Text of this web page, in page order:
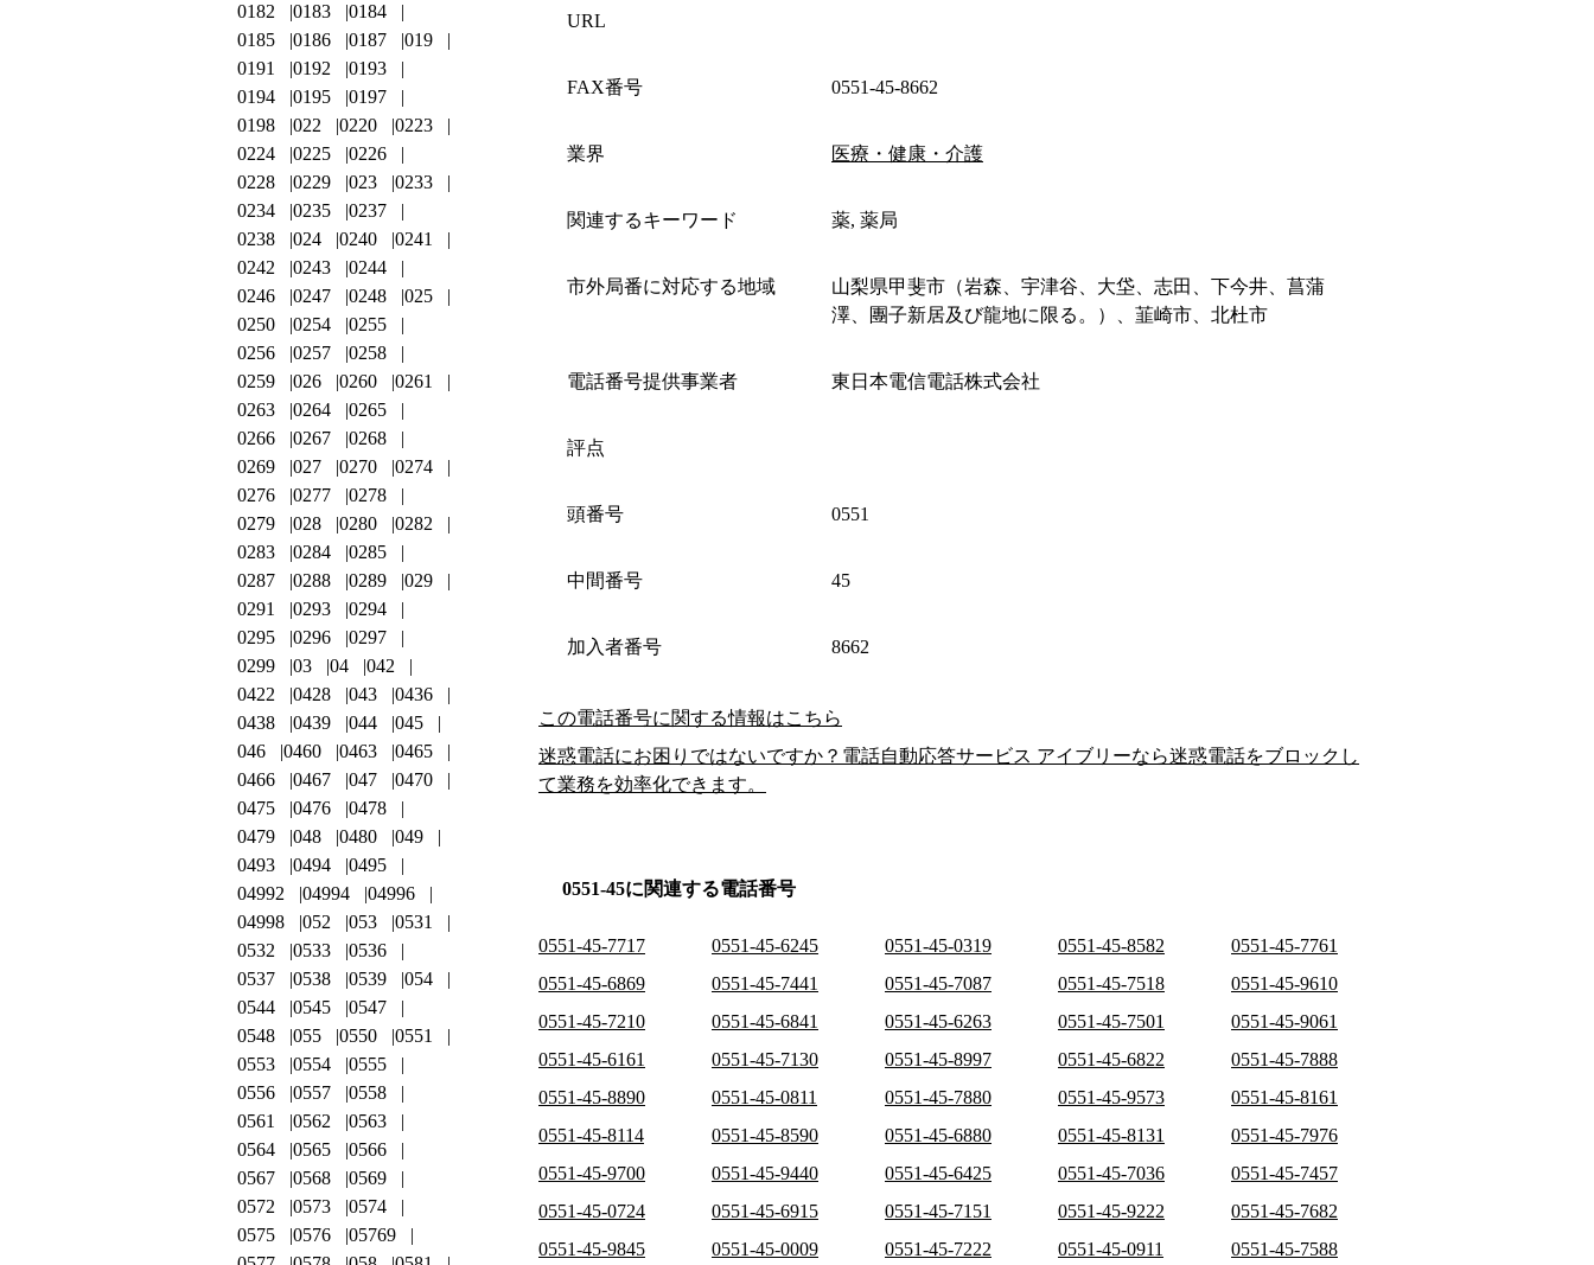
URL
FAX番号 0551-45-8662
業界 医療・健康・介護
関連するキーワード 薬, 薬局
市外局番に対応する地域
山梨県甲斐市（岩森、宇津谷、大垈、志田、下今井、菖蒲
澤、團子新居及び龍地に限る。）、韮崎市、北杜市
電話番号提供事業者 東日本電信電話株式会社
評点
頭番号 0551
中間番号 45
加入者番号 8662
この電話番号に関する情報はこちら
迷惑電話にお困りではないですか？電話自動応答サービス アイブリーなら迷惑電話をブロックし
て業務を効率化できます。
0551-45に関連する電話番号
0551-45-7717 0551-45-6245 0551-45-0319 0551-45-8582
0551-45-7761
0551-45-6869
0551-45-7441 0551-45-7087 0551-45-7518
0551-45-9610
0551-45-7210
0551-45-6841 0551-45-6263 0551-45-7501
0551-45-9061
0551-45-6161
0551-45-7130 0551-45-8997 0551-45-6822
0551-45-7888
0551-45-8890
0551-45-0811 0551-45-7880 0551-45-9573
0551-45-8161
0551-45-8114
0551-45-8590 0551-45-6880 0551-45-8131
0551-45-7976
0551-45-9700
0551-45-9440 0551-45-6425 0551-45-7036
0551-45-7457
0551-45-0724
0551-45-6915 0551-45-7151 0551-45-9222
0551-45-7682
0551-45-9845
0551-45-0009 0551-45-7222 0551-45-0911
0551-45-7588
0182
0183
0184
0185
0186 0187
019
0191
0192
0193
0194
0195
0197
0198
022 0220
0223
0224
0225
0226
0228
0229 023
0233
0234
0235
0237
0238
024 0240
0241
0242
0243
0244
0246
0247 0248
025
0250
0254
0255
0256
0257
0258
0259
026 0260
0261
0263
0264
0265
0266
0267
0268
0269
027 0270
0274
0276
0277
0278
0279
028 0280
0282
0283
0284
0285
0287
0288 0289
029
0291
0293
0294
0295
0296
0297
0299
03 04
042
0422
0428 043
0436
0438
0439 044
045
046
0460 0463
0465
0466
0467 047
0470
0475
0476
0478
0479
048 0480
049
0493
0494
0495
04992
04994
04996
04998
052 053
0531
0532
0533
0536
0537
0538 0539
054
0544
0545
0547
0548
055 0550
0551
0553
0554
0555
0556
0557
0558
0561
0562
0563
0564
0565
0566
0567
0568
0569
0572
0573
0574
0575
0576
05769